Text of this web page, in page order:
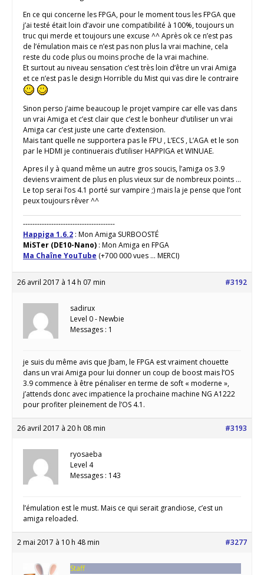
En ce qui concerne les FPGA, pour le moment tous les FPGA que
j’ai testé était loin d’avoir une compatibilité à 100%, toujours un
truc qui merde et toujours une excuse ^^ Après ok ce n’est pas
de l’émulation mais ce n’est pas non plus la vrai machine, cela
reste du code plus ou moins proche de la vrai machine.
Et surtout au niveau sensation c’est très loin d’être un vrai Amiga
et ce n’est pas le design Horrible du Mist qui vas dire le contraire
Sinon perso j’aime beaucoup le projet vampire car elle vas dans
un vrai Amiga et c’est clair que c’est le bonheur d’utiliser un vrai
Amiga car c’est juste une carte d’extension.
Mais tant quelle ne supportera pas le FPU , L’ECS , L’AGA et le son
par le HDMI je continuerais d’utiliser HAPPIGA et WINUAE.
Apres il y à quand même un autre gros soucis, l’amiga os 3.9
deviens vraiment de plus en plus vieux sur de nombreux points …
Le top serai l’os 4.1 porté sur vampire ;) mais la je pense que l’ont
peux toujours rêver ^^
---------------------------------------
Happiga 1.6.2 : Mon Amiga SURBOOSTÉ
MiSTer (DE10-Nano) : Mon Amiga en FPGA
Ma Chaîne YouTube (+700 000 vues ... MERCI)
26 avril 2017 à 14 h 07 min #3192
sadirux
Level 0 - Newbie
Messages : 1
je suis du même avis que Jbam, le FPGA est vraiment chouette
dans un vrai Amiga pour lui donner un coup de boost mais l’OS
3.9 commence à être pénaliser en terme de soft « moderne »,
j’attends donc avec impatience la prochaine machine NG A1222
pour profiter pleinement de l’OS 4.1.
26 avril 2017 à 20 h 08 min #3193
ryosaeba
Level 4
Messages : 143
l’émulation est le must. Mais ce qui serait grandiose, c’est un
amiga reloaded.
2 mai 2017 à 10 h 48 min #3277
Staff